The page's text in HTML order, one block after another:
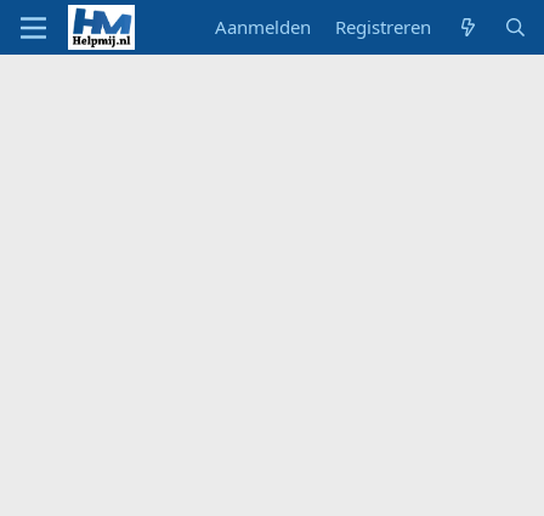
Aanmelden Registreren